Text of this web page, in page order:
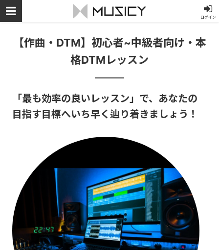
ログイン
【作曲・DTM】初心者~中級者向け・本
格DTMレッスン
「最も効率の良いレッスン」で、あなたの
目指す目標へいち早く辿り着きましょう！